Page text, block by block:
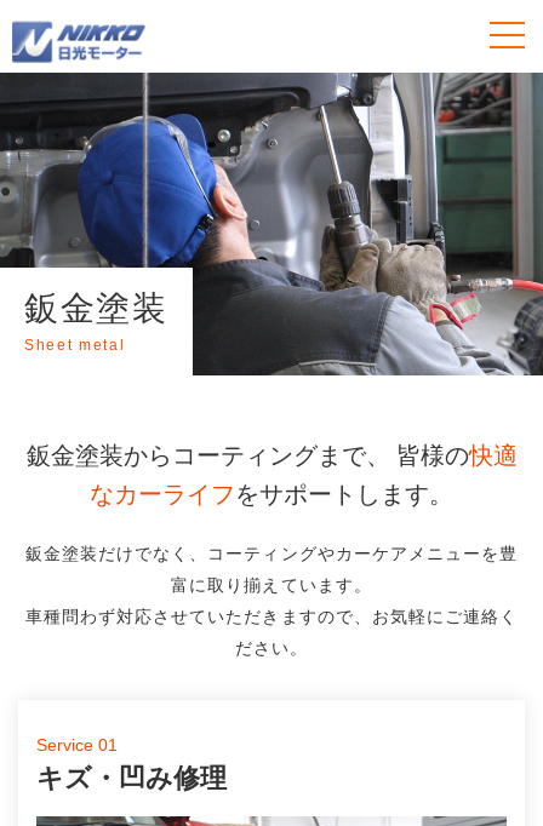
鈑金塗装
Sheet metal
鈑金塗装からコーティングまで、 皆様の快適
なカーライフをサポートします。
鈑金塗装だけでなく、コーティングやカーケアメニューを豊
富に取り揃えています。
車種問わず対応させていただきますので、お気軽にご連絡く
ださい。
Service 01
キズ・凹み修理